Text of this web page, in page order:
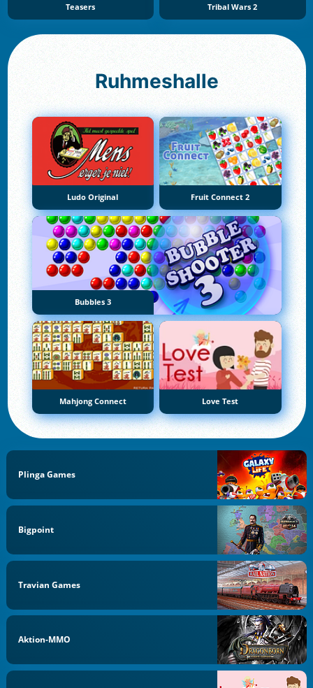
Teasers Tribal Wars 2
Ruhmeshalle
Ludo Original Fruit Connect 2
Bubbles 3
Mahjong Connect Love Test
Plinga Games
Bigpoint
Travian Games
Aktion-MMO